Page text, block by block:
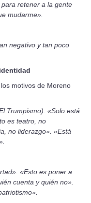
retener a la gente
mudarme».
negativo y tan poco
motivos de Moreno
Trumpismo). «Solo está
es teatro, no
no liderazgo». «Está
«Esto es poner a
cuenta y quién no».